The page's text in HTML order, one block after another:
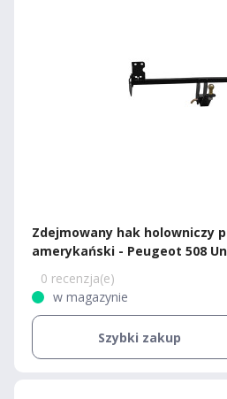
Zdejmowany hak holowniczy
amerykański - Peugeot 508
0 recenzja(e)
w magazynie
Szybki zakup